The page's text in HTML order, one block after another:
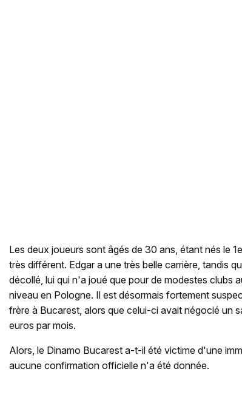
Les deux joueurs sont âgés de 30 ans, étant nés le
très différent. Edgar a une très belle carrière, tandis
décollé, lui qui n'a joué que pour de modestes clubs
niveau en Pologne. Il est désormais fortement
frère à Bucarest, alors que celui-ci avait négocié un
euros par mois.
Alors, le Dinamo Bucarest a-t-il été victime d'une
aucune confirmation officielle n'a été donnée.